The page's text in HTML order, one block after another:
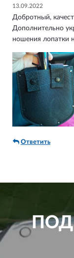
13.09.2022
Добротный,
Дополнительно
ношения лопатки
Ответить